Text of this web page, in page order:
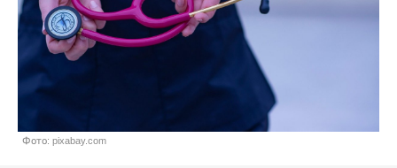
Фото: pixabay.com